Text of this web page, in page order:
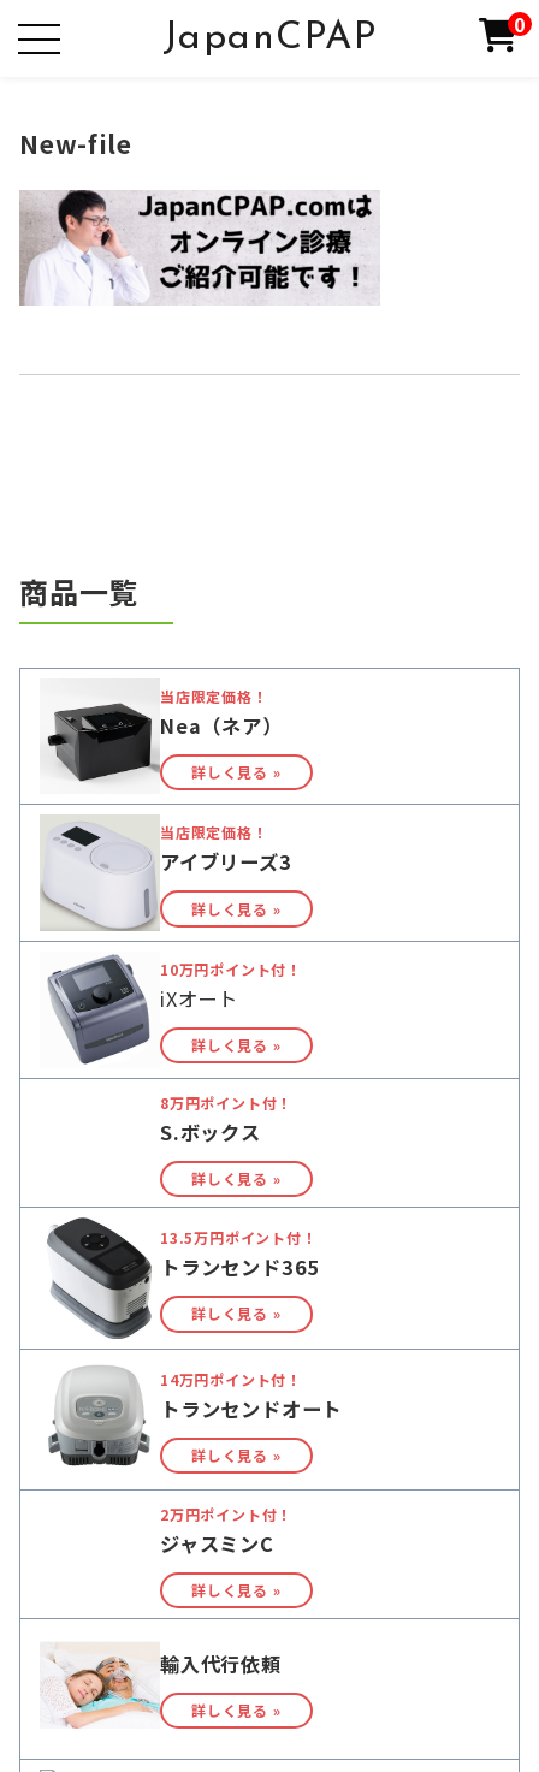
JapanCPAP 0
New-file
商品一覧
当店限定価格！
Nea（ネア）
詳しく見る »
当店限定価格！
アイブリーズ3
詳しく見る »
10万円ポイント付！
iXオート
詳しく見る »
8万円ポイント付！
S.ボックス
詳しく見る »
13.5万円ポイント付！
トランセンド365
詳しく見る »
14万円ポイント付！
トランセンドオート
詳しく見る »
2万円ポイント付！
ジャスミンC
詳しく見る »
輸入代行依頼
詳しく見る »